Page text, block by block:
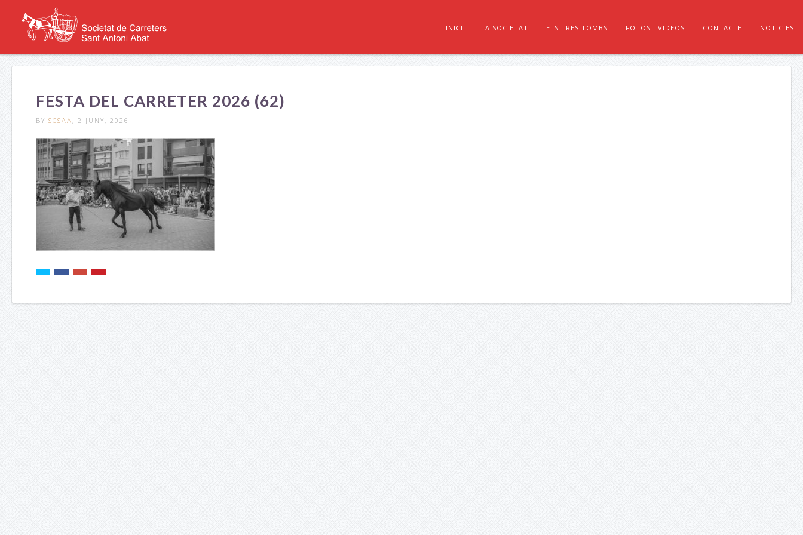
INICI LA SOCIETAT ELS TRES TOMBS FOTOS I VIDEOS CONTACTE NOTICIES
FESTA DEL CARRETER 2026 (62)
BY SCSAA , 2 JUNY, 2026